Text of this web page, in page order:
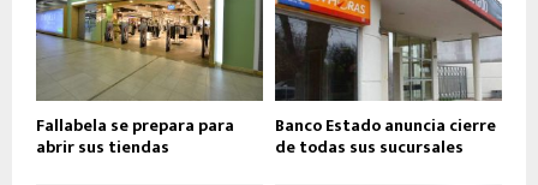
Fallabela se prepara para
abrir sus tiendas
Banco Estado anuncia cierre
de todas sus sucursales